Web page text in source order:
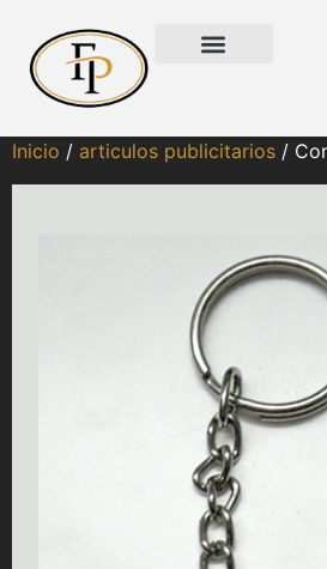
Inicio / articulos publicitarios /